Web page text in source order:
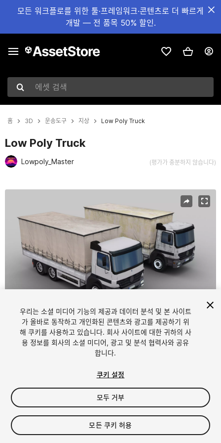
모든 워크플로를 위한 툴·프레임워크·콘텐츠로 더 빠르게
개발 — 전 품목 50% 할인.
에셋 검색
홈 3D 운송도구 지상 Low Poly Truck
Low Poly Truck
Lowpoly_Master (평가가 충분하지 않습니다)
1/4
$6
세금/부가세는 결제 시 반영됩니다.
우리는 소셜 미디어 기능의 제공과 데이터 분석 및 본 사이트
가 올바로 동작하고 개인화된 콘텐츠와 광고를 제공하기 위
해 쿠키를 사용하고 있습니다. 회사 사이트에 대한 귀하의 사
용 정보를 회사의 소셜 미디어, 광고 및 분석 협력사와 공유
합니다.
쿠키 설정
모두 거부
모든 쿠키 허용